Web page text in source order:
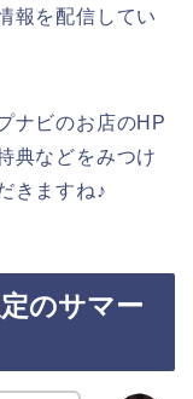
報を配信してい
ナビのお店のHP
典などをみつけ
きますね♪
のサマー